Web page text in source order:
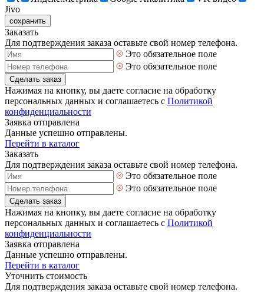
Jivo
сохранить
Заказать
Для подтверждения заказа оставьте свой номер телефона.
Это обязательное поле
Это обязательное поле
Сделать заказ
Нажимая на кнопку, вы даете согласие на обработку
персональных данных и соглашаетесь с Политикой
конфиденциальности
Заявка отправлена
Данные успешно отправлены.
Перейти в каталог
Заказать
Для подтверждения заказа оставьте свой номер телефона.
Это обязательное поле
Это обязательное поле
Сделать заказ
Нажимая на кнопку, вы даете согласие на обработку
персональных данных и соглашаетесь с Политикой
конфиденциальности
Заявка отправлена
Данные успешно отправлены.
Перейти в каталог
Уточнить стоимость
Для подтверждения заказа оставьте свой номер телефона.